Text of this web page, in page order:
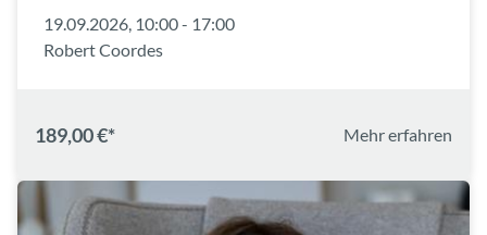
19.09.2026, 10:00 - 17:00
Robert Coordes
189,00 €* Mehr erfahren